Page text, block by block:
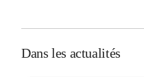
Dans les actualités